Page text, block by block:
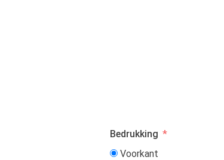
Bedrukking
Voorkant